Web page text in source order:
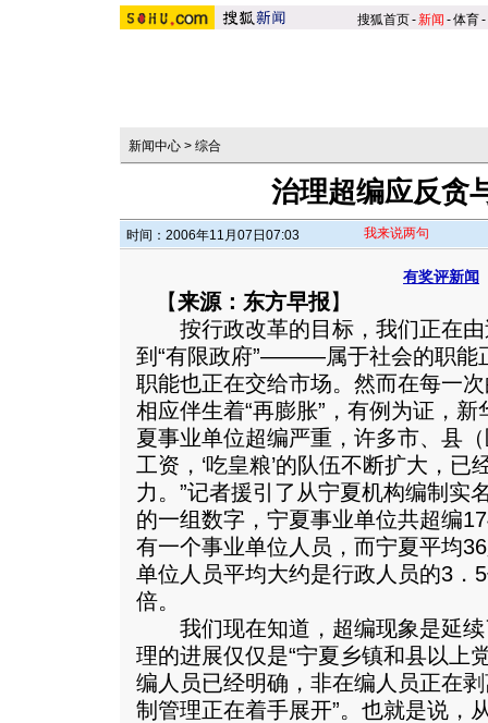
搜狐首页-新闻 -体育-
新闻中心 > 综合
治理超编应反贪
时间：2006年11月07日07:03 我来说两句
有奖评新闻
【来源：东方早报】
按行政改革的目标，我们正在由
到“有限政府”———属于社会的职能
职能也正在交给市场。然而在每一
相应伴生着“再膨胀”，有例为证，
夏事业单位超编严重，许多市、县
工资，‘吃皇粮’的队伍不断扩大，已
力。 ”记者援引了从宁夏机构编制实
的一组数字，宁夏事业单位共超编
有一个事业单位人员，而宁夏平均
单位人员平均大约是行政人员的3．
倍。
我们现在知道，超编现象是延续
理的进展仅仅是“宁夏乡镇和县以上
编人员已经明确，非在编人员正在
制管理正在着手展开”。也就是说，